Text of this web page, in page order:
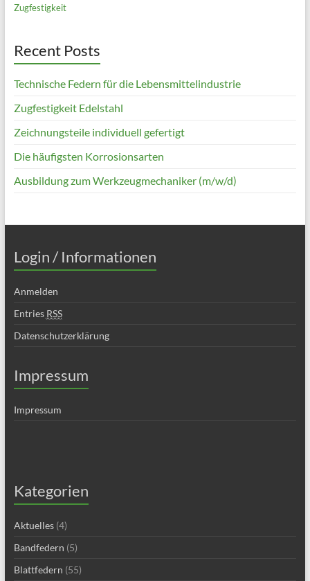
Zugfestigkeit
Recent Posts
Technische Federn für die Lebensmittelindustrie
Zugfestigkeit Edelstahl
Zeichnungsteile individuell gefertigt
Die häufigsten Korrosionsarten
Ausbildung zum Werkzeugmechaniker (m/w/d)
Login / Informationen
Anmelden
Entries RSS
Datenschutzerklärung
Impressum
Impressum
Kategorien
Aktuelles(4)
Bandfedern (5)
Blattfedern (55)